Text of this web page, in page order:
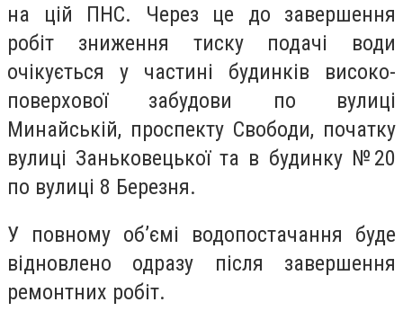
на цій ПНС. Через це до завершення
робіт зниження тиску подачі води
очікується у частині будинків високо-
поверхової забудови по вулиці
Минайській, проспекту Свободи, початку
вулиці Заньковецької та в будинку №20
по вулиці 8 Березня.
У повному об’ємі водопостачання буде
відновлено одразу після завершення
ремонтних робіт.